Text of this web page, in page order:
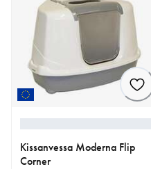
Kissanvessa Moderna Flip
Corner